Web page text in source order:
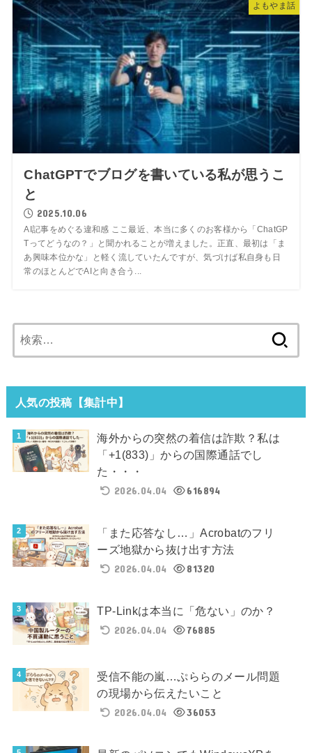
よもやま話
ChatGPTでブログを書いている私が思うこ
と
2025.10.06
AI記事をめぐる違和感 ここ最近、本当に多くのお客様から「ChatGP
Tってどうなの？」と聞かれることが増えました。正直、最初は「ま
あ興味本位かな」と軽く流していたんですが、気づけば私自身も日
常のほとんどでAIと向き合う...
索:
人気の投稿【集計中】
海外からの突然の着信は詐欺？私は
「+1(833)」からの国際通話でし
た・・・
2026.04.04
616894
「また応答なし…」Acrobatのフリ
ーズ地獄から抜け出す方法
2026.04.04
81320
TP-Linkは本当に「危ない」のか？
2026.04.04
76885
受信不能の嵐…ぷららのメール問題
の現場から伝えたいこと
2026.04.04
36053